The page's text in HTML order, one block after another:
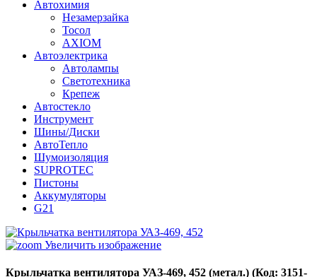
Автохимия
Незамерзайка
Тосол
AXIOM
Автоэлектрика
Автолампы
Светотехника
Крепеж
Автостекло
Инструмент
Шины/Диски
АвтоТепло
Шумоизоляция
SUPROTEC
Пистоны
Аккумуляторы
G21
Увеличить изображение
Крыльчатка вентилятора УАЗ-469, 452 (метал.) (Код: 3151-